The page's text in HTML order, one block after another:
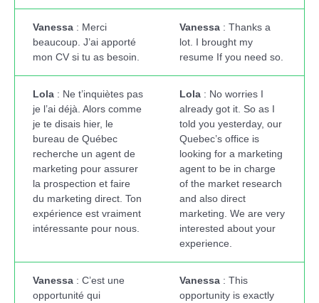
Vanessa : Merci
beaucoup. J’ai apporté
mon CV si tu as besoin.
Vanessa : Thanks a
lot. I brought my
resume If you need so.
Lola : Ne t’inquiètes pas
je l’ai déjà. Alors comme
je te disais hier, le
bureau de Québec
recherche un agent de
marketing pour assurer
la prospection et faire
du marketing direct. Ton
expérience est vraiment
intéressante pour nous.
Lola : No worries I
already got it. So as I
told you yesterday, our
Quebec’s office is
looking for a marketing
agent to be in charge
of the market research
and also direct
marketing. We are very
interested about your
experience.
Vanessa : C’est une
opportunité qui
Vanessa : This
opportunity is exactly